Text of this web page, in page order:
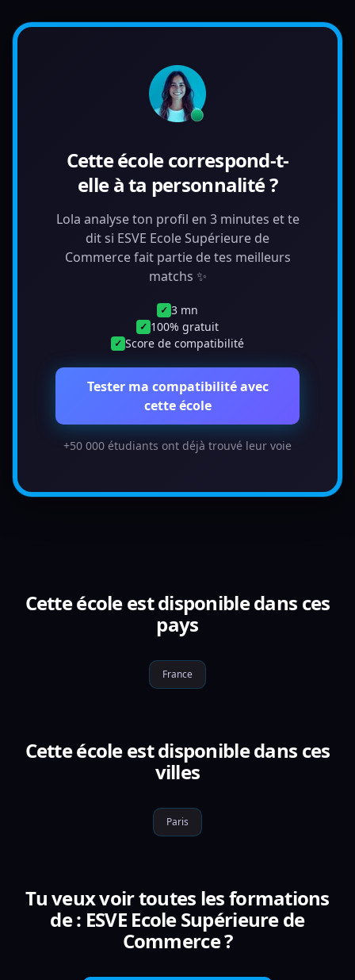
Cette école correspond-t-
elle à ta personnalité ?
Lola analyse ton profil en 3 minutes et te
dit si ESVE Ecole Supérieure de
Commerce fait partie de tes meilleurs
matchs ✨
✓ 3 mn
✓ 100% gratuit
✓ Score de compatibilité
Tester ma compatibilité avec
cette école
+50 000 étudiants ont déjà trouvé leur voie
Cette école est disponible dans ces
pays
France
Cette école est disponible dans ces
villes
Paris
Tu veux voir toutes les formations
de : ESVE Ecole Supérieure de
Commerce ?